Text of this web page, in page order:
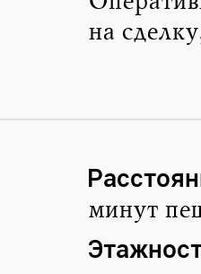
на
минут